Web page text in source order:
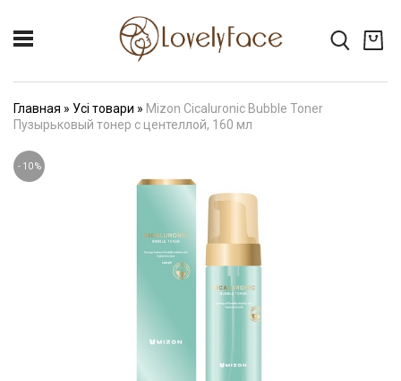
Главная » Усі товари » Mizon Cicaluronic Bubble Toner
Пузырьковый тонер с центеллой, 160 мл
- 10%